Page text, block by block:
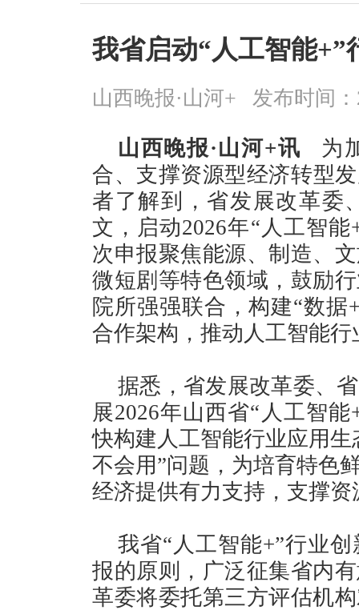
我省启动“人工智能+”
山西晚报·山河+ 发布时间：
山西晚报·山河+讯
为
合、支撑资源型经济转型
者了解到，省发展改革委
文，启动2026年“人工智
次申报聚焦能源、制造、
微短剧等特色领域，鼓励
院所强强联合，构建“数
合作架构，推动人工智能
据悉，省发展改革委、
展2026年山西省“人工智
快构建人工智能行业应用
不会用”问题，为培育特色
经济提供有力支持，支撑
我省“人工智能+”行业
报的原则，广泛征集省内
革委将委托第三方评估机